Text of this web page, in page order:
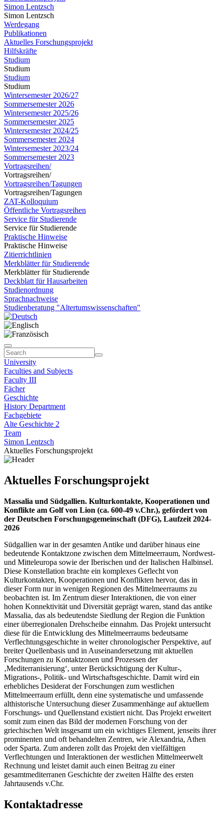
Simon Lentzsch
Simon Lentzsch
Werdegang
Publikationen
Aktuelles Forschungsprojekt
Hilfskräfte
Studium
Studium
Studium
Studium
Wintersemester 2026/27
Sommersemester 2026
Wintersemester 2025/26
Sommersemester 2025
Wintersemester 2024/25
Sommersemester 2024
Wintersemester 2023/24
Sommersemester 2023
Vortragsreihen/
Vortragsreihen/
Vortragsreihen/Tagungen
Vortragsreihen/Tagungen
ZAT-Kolloquium
Öffentliche Vortragsreihen
Service für Studierende
Service für Studierende
Praktische Hinweise
Praktische Hinweise
Zitierrichtlinien
Merkblätter für Studierende
Merkblätter für Studierende
Deckblatt für Hausarbeiten
Studienordnung
Sprachnachweise
Studienberatung "Altertumswissenschaften"
University
Faculties and Subjects
Faculty III
Fächer
Geschichte
History Department
Fachgebiete
Alte Geschichte 2
Team
Simon Lentzsch
Aktuelles Forschungsprojekt
Aktuelles Forschungsprojekt
Massalia und Südgallien. Kulturkontakte, Kooperationen und
Konflikte am Golf von Lion (ca. 600-49 v.Chr.), gefördert von
der Deutschen Forschungsgemeinschaft (DFG), Laufzeit 2024-
2026
Südgallien war in der gesamten Antike und darüber hinaus eine
bedeutende Kontaktzone zwischen dem Mittelmeerraum, Nordwest-
und Mitteleuropa sowie der Iberischen und der Italischen Halbinsel.
Diese Konstellation brachte ein komplexes Geflecht von
Kulturkontakten, Kooperationen und Konflikten hervor, das in
dieser Form nur in wenigen Regionen des Mittelmeerraums zu
beobachten ist. Im Zentrum dieser Interaktionen, die von einer
hohen Konnektivität und Diversität geprägt waren, stand das antike
Massalia, das als bedeutendste Siedlung der Region die Funktion
einer überregionalen Drehscheibe einnahm. Das Projekt untersucht
diese für die Entwicklung des Mittelmeerraums bedeutsame
Verflechtungsgeschichte in weiter chronologischer Perspektive, auf
breiter Quellenbasis und in Auseinandersetzung mit aktuellen
Forschungen zu Kontaktzonen und Prozessen der
‚Mediterranisierung‘, unter Berücksichtigung der Kultur-,
Migrations-, Politik- und Wirtschaftsgeschichte. Damit wird ein
erhebliches Desiderat der Forschungen zum westlichen
Mittelmeerraum erfüllt, denn eine systematische und umfassende
althistorische Untersuchung dieser Zusammenhänge auf aktuellem
Forschungs- und Quellenstand existiert nicht. Das Projekt erweitert
somit zum einen das Bild der modernen Forschung von der
griechischen Welt insgesamt um ein wichtiges Element, jenseits ihrer
prominenten und oft behandelten Zentren, wie Alexandria, Athen
oder Sparta. Zum anderen zollt das Projekt den vielfältigen
Verflechtungen und Interaktionen der westlichen Mittelmeerwelt
Rechnung und leistet damit auch einen Beitrag zu einer
gesamtmediterranen Geschichte der zweiten Hälfte des ersten
Jahrtausends v.Chr.
Kontaktadresse